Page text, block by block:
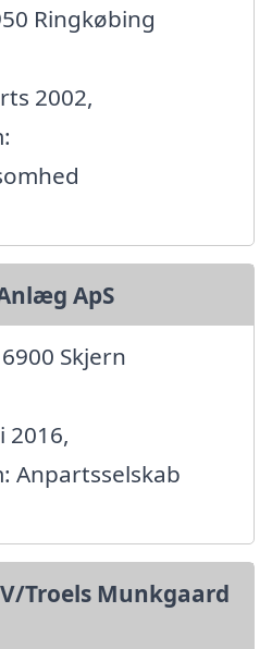
Ringkøbing
2002,
ApS
Skjern
2016,
Anpartsselskab
Troels Munkgaard